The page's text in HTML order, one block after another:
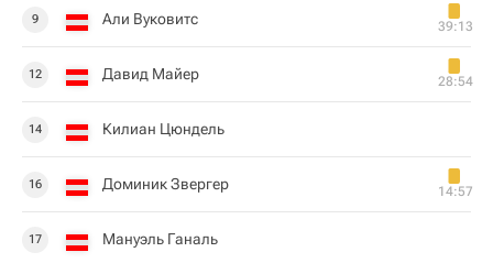
9 Али Вуковитс 39:13
12 Давид Майер 28:54
14 Килиан Цюндель
16 Доминик Звергер 14:57
17 Мануэль Ганаль